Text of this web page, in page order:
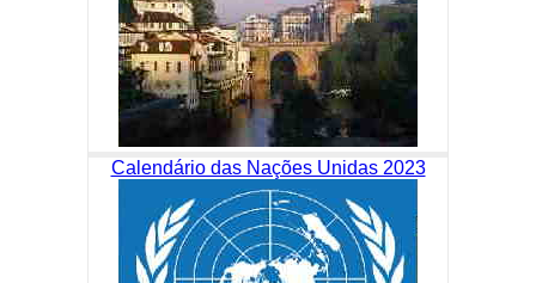
Calendário das Nações Unidas 2023